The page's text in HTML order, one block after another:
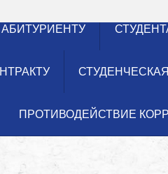
АБИТУРИЕНТУ
ПРОТИВОДЕЙСТВИЕ